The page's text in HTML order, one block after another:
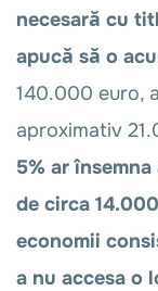
necesară cu
apucă să o
140.000 euro,
aproximativ
5% ar
de circa
economii
a nu accesa o